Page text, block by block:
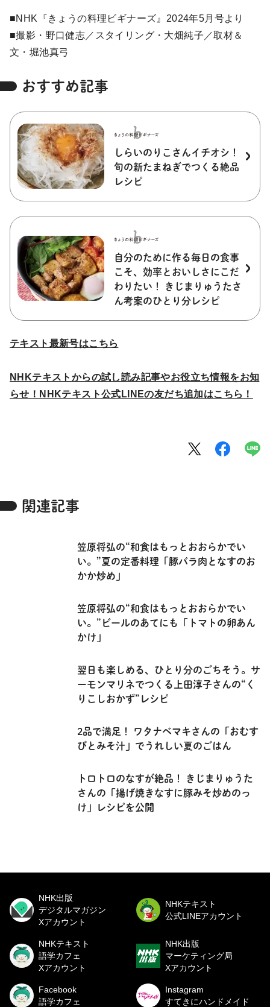
■NHK『きょうの料理ビギナーズ』2024年5月号より
■撮影・野口健志／スタイリング・大畑純子／取材＆
文・堀池真弓
おすすめ記事
しらいのりこさんイチオシ！
旬の新たまねぎでつくる絶品
レシピ
自分のために作る毎日の食事
こそ、効率とおいしさにこだ
わりたい！ きじまりゅうたさ
ん考案のひとり分レシピ
テキスト最新号はこちら
NHKテキストからの試し読み記事やお役立ち情報をお知
らせ！NHKテキスト公式LINEの友だち追加はこちら！
関連記事
笠原将弘の“和食はもっとおおらかでい
い。”夏の定番料理「豚バラ肉となすのお
かか炒め」
笠原将弘の“和食はもっとおおらかでい
い。”ビールのあてにも「トマトの卵あん
かけ」
翌日も楽しめる、ひとり分のごちそう。サ
ーモンマリネでつくる上田淳子さんの“く
りこしおかず”レシピ
2品で満足！ ワタナベマキさんの「おむす
びとみそ汁」でうれしい夏のごはん
トロトロのなすが絶品！ きじまりゅうた
さんの「揚げ焼きなすに豚みそ炒めのっ
け」レシピを公開
NHK出版
デジタルマガジン
Xアカウント
NHKテキスト
公式LINEアカウント
NHKテキスト
語学カフェ
Xアカウント
NHK出版
マーケティング局
Xアカウント
Facebook
語学カフェ
Instagram
すてきにハンドメイド